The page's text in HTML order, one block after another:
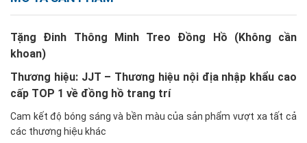
Tặng Đinh Thông Minh Treo Đồng Hồ (Không cần
khoan)
Thương hiệu: JJT – Thương hiệu nội địa nhập khẩu cao
cấp TOP 1 về đồng hồ trang trí
Cam kết độ bóng sáng và bền màu của sản phẩm vượt xa tất cả
các thương hiệu khác